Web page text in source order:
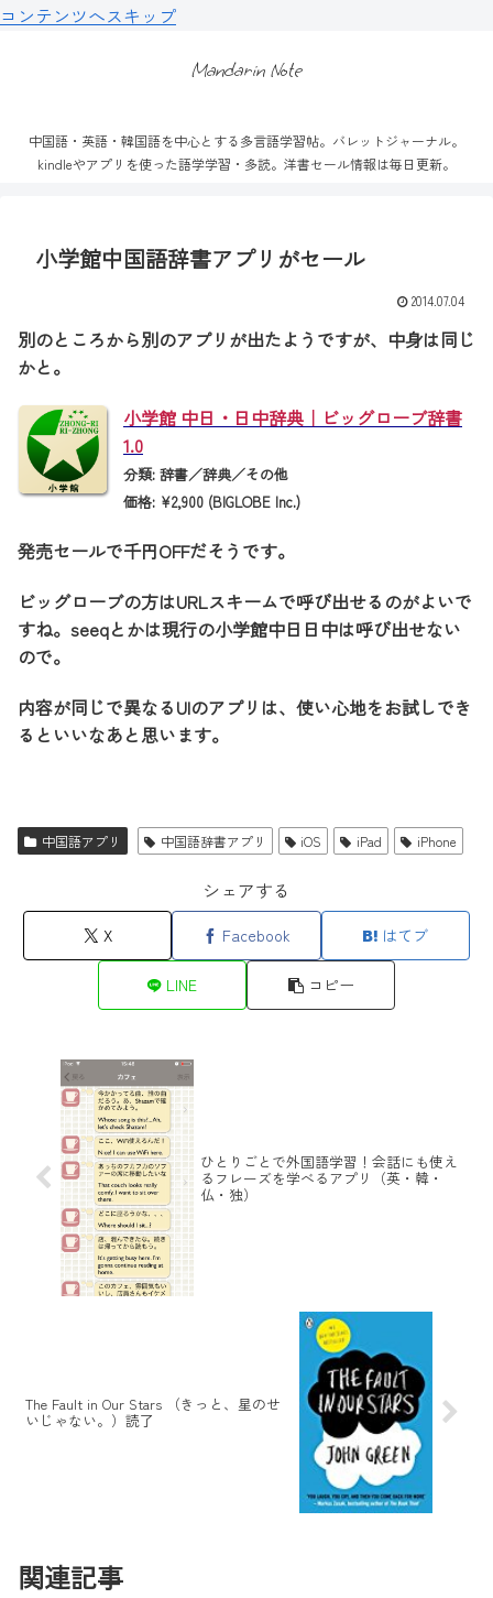
コンテンツへスキップ
Mandarin Note
中国語・英語・韓国語を中心とする多言語学習帖。バレットジャーナル。
kindleやアプリを使った語学学習・多読。洋書セール情報は毎日更新。
小学館中国語辞書アプリがセール
2014.07.04
別のところから別のアプリが出たようですが、中身は同じ
かと。
小学館 中日・日中辞典｜ビッグローブ辞書
1.0
分類: 辞書／辞典／その他
価格: ¥2,900 (BIGLOBE Inc.)
発売セールで千円OFFだそうです。
ビッグローブの方はURLスキームで呼び出せるのがよいで
すね。seeqとかは現行の小学館中日日中は呼び出せない
ので。
内容が同じで異なるUIのアプリは、使い心地をお試しでき
るといいなあと思います。
中国語アプリ 中国語辞書アプリ iOS iPad iPhone
シェアする
X Facebook はてブ
LINE コピー
ひとりごとで外国語学習！会話にも使え
るフレーズを学べるアプリ（英・韓・
仏・独）
The Fault in Our Stars （きっと、星のせ
いじゃない。）読了
関連記事